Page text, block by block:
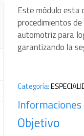
Este módulo esta
procedimientos
automotriz para
garantizando la
Categoría:
Objetivo